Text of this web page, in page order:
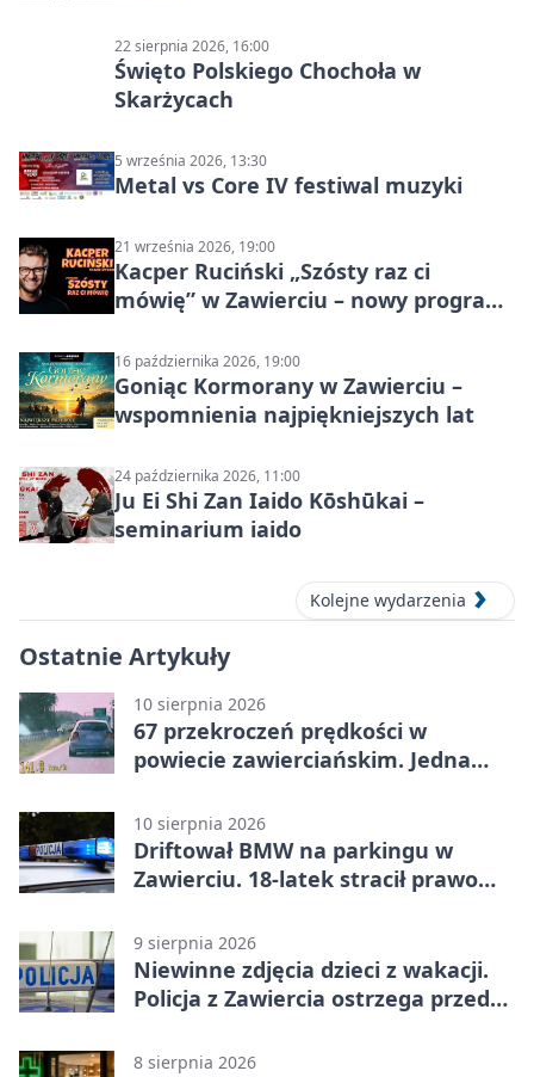
22 sierpnia 2026, 16:00
Święto Polskiego Chochoła w
Skarżycach
5 września 2026, 13:30
Metal vs Core IV festiwal muzyki
21 września 2026, 19:00
Kacper Ruciński „Szósty raz ci
mówię” w Zawierciu – nowy program
16 października 2026, 19:00
Goniąc Kormorany w Zawierciu –
wspomnienia najpiękniejszych lat
24 października 2026, 11:00
Ju Ei Shi Zan Iaido Kōshūkai –
seminarium iaido
Kolejne wydarzenia
Ostatnie Artykuły
10 sierpnia 2026
67 przekroczeń prędkości w
powiecie zawierciańskim. Jedna
10 sierpnia 2026
Driftował BMW na parkingu w
Zawierciu. 18-latek stracił prawo
9 sierpnia 2026
Niewinne zdjęcia dzieci z wakacji.
Policja z Zawiercia ostrzega przed
8 sierpnia 2026